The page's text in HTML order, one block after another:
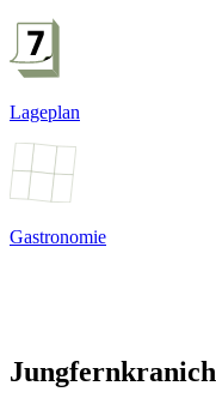
Lageplan
Gastronomie
Jungfernkranich